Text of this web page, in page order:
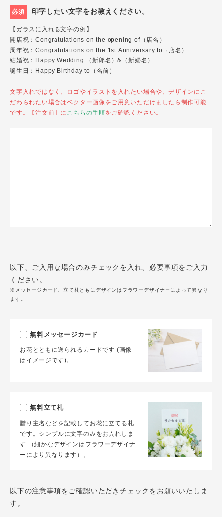
必須 印字したい文字をお教えください。
【ガラスに入れる文字の例】
開店祝：Congratulations on the opening of（店名）
周年祝：Congratulations on the 1st Anniversary to（店名）
結婚祝：Happy Wedding （新郎名）&（新婦名）
誕生日：Happy Birthday to（名前）
文字入れではなく、ロゴやイラストを入れたい場合や、デザインにこ
だわられたい場合はベクター画像をご用意いただけましたら制作可能
です。【注文前】に こちらの手順をご確認ください。
以下、ご入用な場合のみチェックを入れ、必要事項をご入力
ください。
※メッセージカード、立て札ともにデザインはフラワーデザイナーによって異なり
ます。
無料メッセージカード
お花とともに送られるカードです (画像
はイメージです)。
無料立て札
贈り主名などを記載してお花に立てる札
です。シンプルに文字のみをお入れしま
す （細かなデザインはフラワーデザイナ
ーにより異なります）。
以下の注意事項をご確認いただきチェックをお願いいたしま
す。